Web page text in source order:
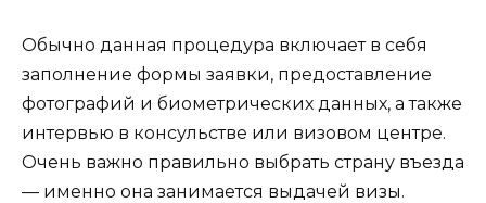
Обычно данная процедура включает в себя
заполнение формы заявки, предоставление
фотографий и биометрических данных, а также
интервью в консульстве или визовом центре.
Очень важно правильно выбрать страну въезда
— именно она занимается выдачей визы.